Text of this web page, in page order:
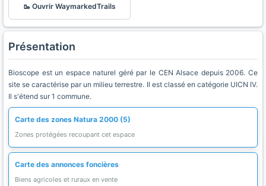
🥾 Ouvrir WaymarkedTrails
Présentation
Bioscope est un espace naturel géré par le CEN Alsace depuis 2006. Ce
site se caractérise par un milieu terrestre. Il est classé en catégorie UICN IV.
Il s'étend sur 1 commune.
Carte des zones Natura 2000 (5)
Zones protégées recoupant cet espace
Carte des annonces foncières
Biens agricoles et ruraux en vente